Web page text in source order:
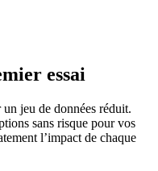
essai
jeu de données réduit.
sans risque pour vos
l’impact de chaque